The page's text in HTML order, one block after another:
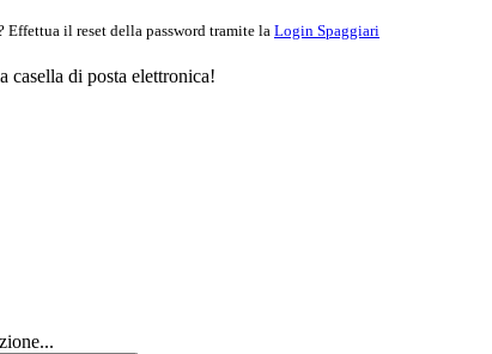
Effettua il reset della password tramite la Login Spaggiari
casella di posta elettronica!